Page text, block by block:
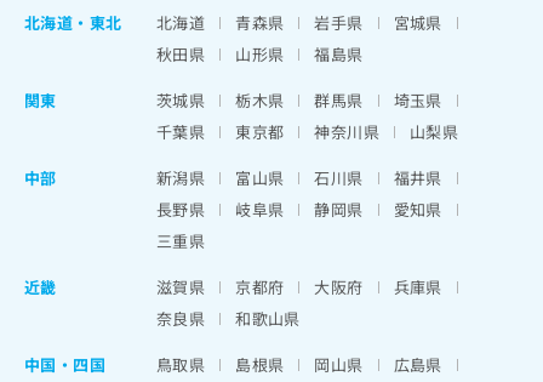
北海道 ・ 東北 北海道 青森県 岩手県
宮城県
秋田県
山形県
福島県
関東
茨城県 栃木県 群馬県
埼玉県
千葉県
東京都 神奈川県
山梨県
中部
新潟県 富山県 石川県
福井県
長野県
岐阜県 静岡県
愛知県
三重県
近畿
滋賀県 京都府 大阪府
兵庫県
奈良県
和歌山県
中国・四国
鳥取県 島根県 岡山県
広島県